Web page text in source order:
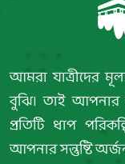
আমরা যাত্রীদের
বুঝি। তাই আপনার
প্রতিটি ধাপ
আপনার সন্তুষ্টি